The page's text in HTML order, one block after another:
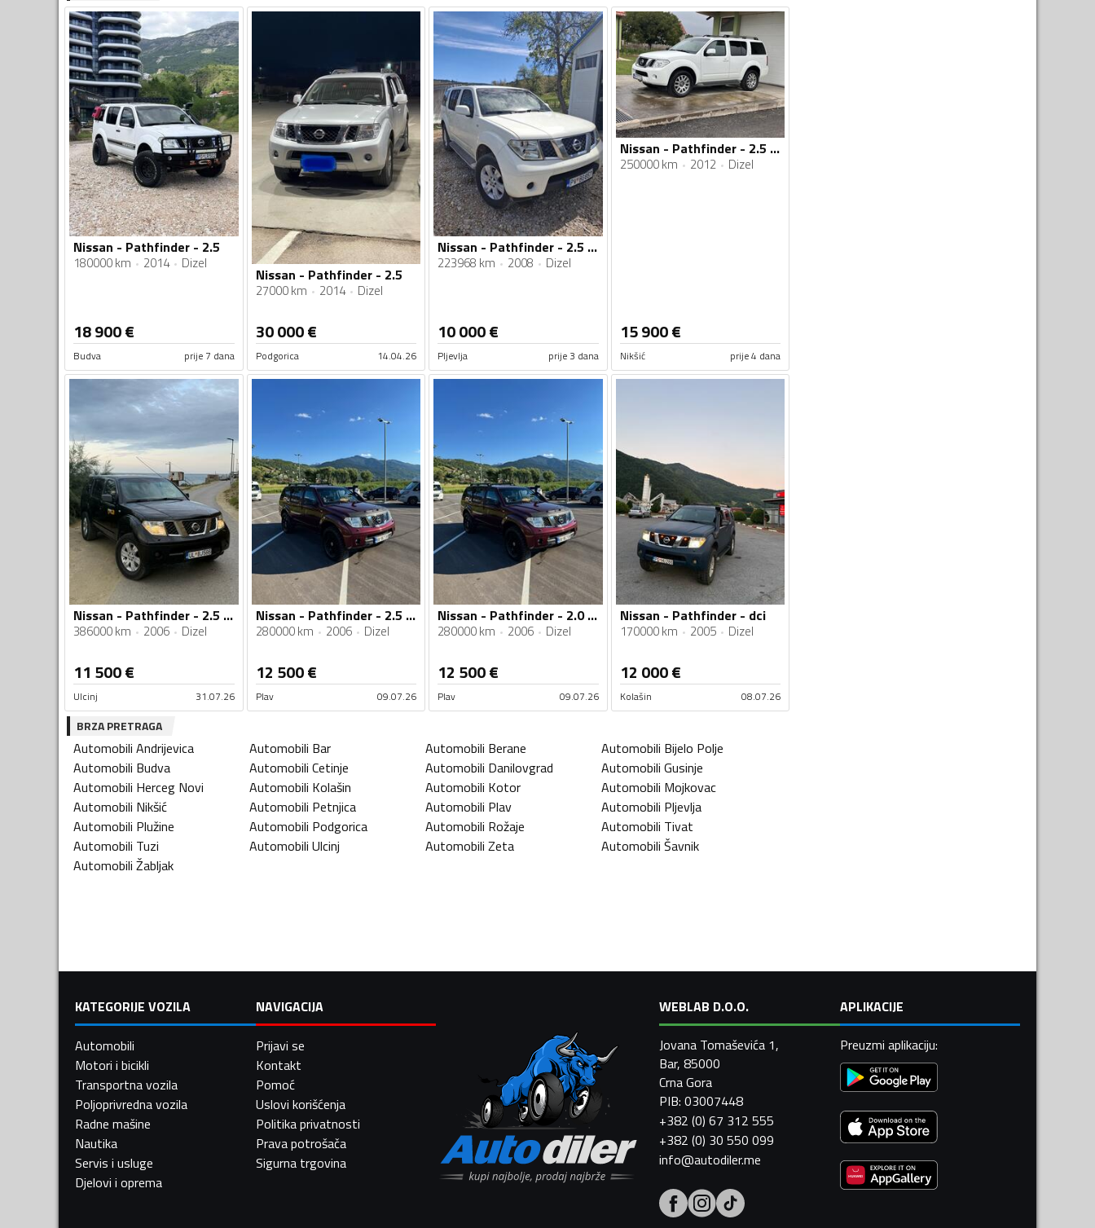
Nissan - Pathfinder - 2.5
180000 km 2014 Dizel
18 900€
Budva prije 7 dana
Nissan - Pathfinder - 2.5
27000 km 2014 Dizel
30 000€
Podgorica 14.04.26
Nissan - Pathfinder - 2.5 dci
223968 km 2008 Dizel
10 000€
Pljevlja prije 3 dana
Nissan - Pathfinder - 2.5 DCI
250000 km 2012 Dizel
15 900€
Nikšić prije 4 dana
Nissan - Pathfinder - 2.5 CDI
386000 km 2006 Dizel
11 500€
Ulcinj 31.07.26
Nissan - Pathfinder - 2.5 126. kw
280000 km 2006 Dizel
12 500€
Plav 09.07.26
Nissan - Pathfinder - 2.0 126
280000 km 2006 Dizel
12 500€
Plav 09.07.26
Nissan - Pathfinder - dci
170000 km 2005 Dizel
12 000€
Kolašin 08.07.26
BRZA PRETRAGA
Automobili Andrijevica Automobili Bar Automobili Berane Automobili Bijelo Polje
Automobili Budva Automobili Cetinje Automobili Danilovgrad Automobili Gusinje
Automobili Herceg Novi Automobili Kolašin Automobili Kotor Automobili Mojkovac
Automobili Nikšić Automobili Petnjica Automobili Plav Automobili Pljevlja
Automobili Plužine Automobili Podgorica Automobili Rožaje Automobili Tivat
Automobili Tuzi Automobili Ulcinj Automobili Zeta Automobili Šavnik
Automobili Žabljak
KATEGORIJE VOZILA
Automobili
Motori i bicikli
Transportna vozila
Poljoprivredna vozila
Radne mašine
Nautika
Servis i usluge
Djelovi i oprema
NAVIGACIJA
Prijavi se
Kontakt
Pomoć
Uslovi korišćenja
Politika privatnosti
Prava potrošača
Sigurna trgovina
WEBLAB D.O.O.
Jovana Tomaševića 1,
Bar, 85000
Crna Gora
PIB: 03007448
+382 (0) 67 312 555
+382 (0) 30 550 099
info@autodiler.me
APLIKACIJE
Preuzmi aplikaciju: